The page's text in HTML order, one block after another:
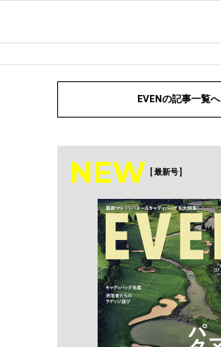
EVENの記事一覧へ
NEW [ 最新号 ]